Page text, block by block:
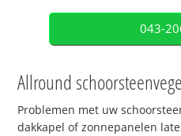
043-
Allround
Problemen met uw
dakkapel of zonnepanelen